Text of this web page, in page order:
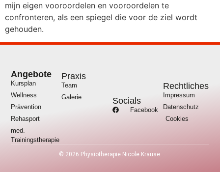
mijn eigen vooroordelen en vooroordelen te
confronteren, als een spiegel die voor de ziel wordt
gehouden.
Angebote
Kursplan
Wellness
Prävention
Rehasport
med.
Trainingstherapie
Praxis
Team
Galerie
Socials
Facebook
Rechtliches
Impressum
Datenschutz
Cookies
© 2026 Physiotherapie Nicole Krause.